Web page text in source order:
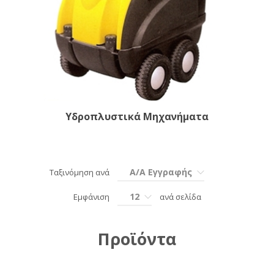
Υδροπλυστικά Μηχανήματα
Ταξινόμηση ανά Α/Α Εγγραφής
Εμφάνιση 12 ανά σελίδα
Προϊόντα